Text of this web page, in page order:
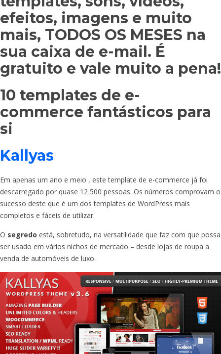
efeitos, imagens e muito
mais, TODOS OS MESES na
sua caixa de e-mail. É
gratuito e vale muito a pena!
10 templates de e-
commerce fantásticos para
si
Kallyas
Em apenas um ano e meio , este template de e-commerce já foi
descarregado por quase 12 500 pessoas. Os números comprovam o
sucesso deste que é um dos templates de WordPress mais
completos e fáceis de utilizar.
O segredo está, sobretudo, na versatilidade que faz com que possa
ser usado em vários nichos de mercado – desde lojas de roupa a
venda de automóveis de luxo.